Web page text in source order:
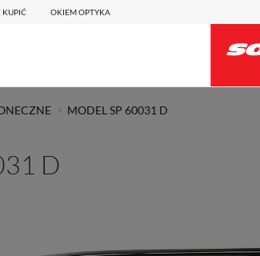
KUPIĆ OKIEM OPTYKA
MODEL SP 60031 D
D